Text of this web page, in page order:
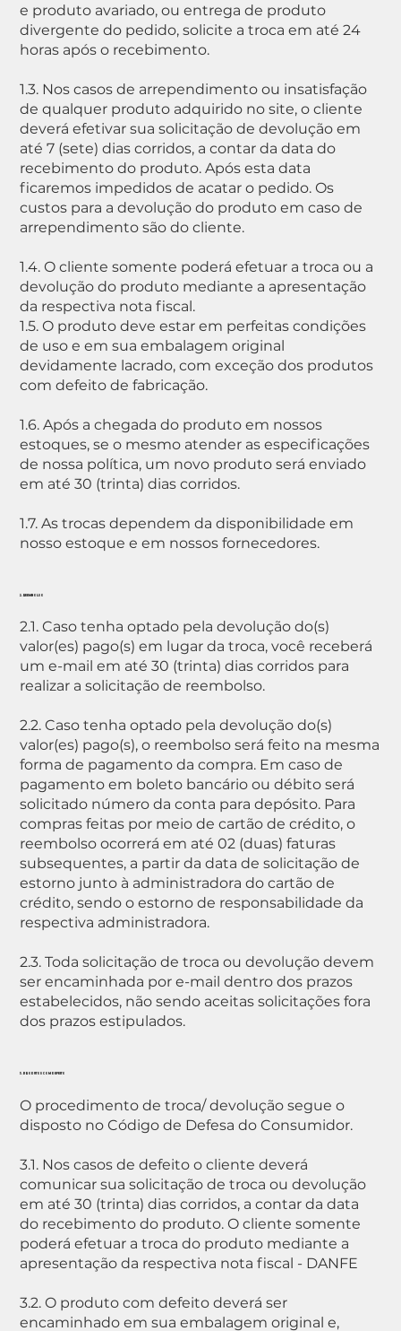
e produto avariado, ou entrega de produto
divergente do pedido, solicite a troca em até 24
horas após o recebimento.
1.3. Nos casos de arrependimento ou insatisfação
de qualquer produto adquirido no site, o cliente
deverá efetivar sua solicitação de devolução em
até 7 (sete) dias corridos, a contar da data do
recebimento do produto. Após esta data
ficaremos impedidos de acatar o pedido. Os
custos para a devolução do produto em caso de
arrependimento são do cliente.
1.4. O cliente somente poderá efetuar a troca ou a
devolução do produto mediante a apresentação
da respectiva nota fiscal.
1.5. O produto deve estar em perfeitas condições
de uso e em sua embalagem original
devidamente lacrado, com exceção dos produtos
com defeito de fabricação.
1.6. Após a chegada do produto em nossos
estoques, se o mesmo atender as especificações
de nossa política, um novo produto será enviado
em até 30 (trinta) dias corridos.
1.7. As trocas dependem da disponibilidade em
nosso estoque e em nossos fornecedores.
2. REEMBOLSO
2.1. Caso tenha optado pela devolução do(s)
valor(es) pago(s) em lugar da troca, você receberá
um e-mail em até 30 (trinta) dias corridos para
realizar a solicitação de reembolso.
2.2. Caso tenha optado pela devolução do(s)
valor(es) pago(s), o reembolso será feito na mesma
forma de pagamento da compra. Em caso de
pagamento em boleto bancário ou débito será
solicitado número da conta para depósito. Para
compras feitas por meio de cartão de crédito, o
reembolso ocorrerá em até 02 (duas) faturas
subsequentes, a partir da data de solicitação de
estorno junto à administradora do cartão de
crédito, sendo o estorno de responsabilidade da
respectiva administradora.
2.3. Toda solicitação de troca ou devolução devem
ser encaminhada por e-mail dentro dos prazos
estabelecidos, não sendo aceitas solicitações fora
dos prazos estipulados.
3. PRODUTOS COM DEFEITO
O procedimento de troca/ devolução segue o
disposto no Código de Defesa do Consumidor.
3.1. Nos casos de defeito o cliente deverá
comunicar sua solicitação de troca ou devolução
em até 30 (trinta) dias corridos, a contar da data
do recebimento do produto. O cliente somente
poderá efetuar a troca do produto mediante a
apresentação da respectiva nota fiscal - DANFE
3.2. O produto com defeito deverá ser
encaminhado em sua embalagem original e,